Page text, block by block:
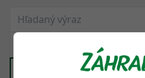
Všetko ostatné